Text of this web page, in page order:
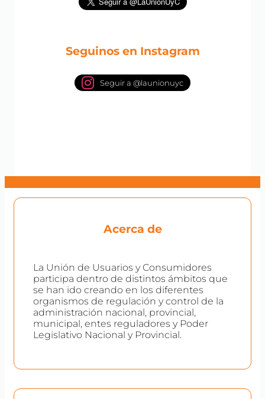
Seguinos en Instagram
Seguir a @launionuyc
Acerca de
La Unión de Usuarios y Consumidores
participa dentro de distintos ámbitos que
se han ido creando en los diferentes
organismos de regulación y control de la
administración nacional, provincial,
municipal, entes reguladores y Poder
Legislativo Nacional y Provincial.